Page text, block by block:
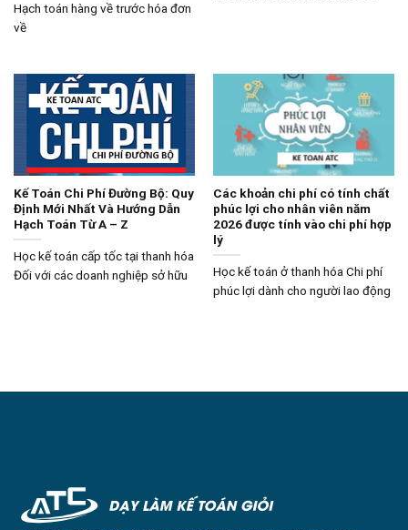
Hạch toán hàng về trước hóa đơn
về
Kế Toán Chi Phí Đường Bộ: Quy
Định Mới Nhất Và Hướng Dẫn
Hạch Toán Từ A – Z
Học kế toán cấp tốc tại thanh hóa
Đối với các doanh nghiệp sở hữu
Các khoản chi phí có tính chất
phúc lợi cho nhân viên năm
2026 được tính vào chi phí hợp
lý
Học kế toán ở thanh hóa Chi phí
phúc lợi dành cho người lao động